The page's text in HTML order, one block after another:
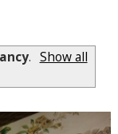
. Show all